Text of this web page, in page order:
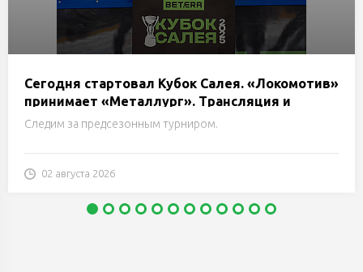
Сегодня стартовал Кубок Салея. «Локомотив»
принимает «Металлург». Трансляция и
онлайн
Следим за предсезонным турниром.
02 августа 2026